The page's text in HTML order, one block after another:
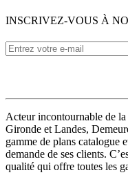
INSCRIVEZ-VOUS À
Acteur incontournable de
Gironde et Landes,
gamme de plans catalogue
demande de ses clients.
qualité qui offre toutes les